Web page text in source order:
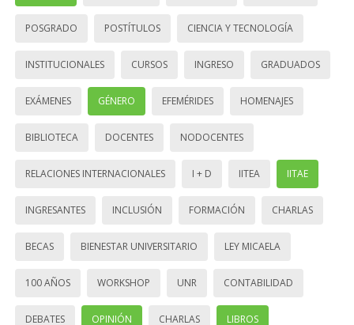
POSGRADO POSTÍTULOS CIENCIA Y TECNOLOGÍA
INSTITUCIONALES CURSOS INGRESO GRADUADOS
EXÁMENES GÉNERO EFEMÉRIDES HOMENAJES
BIBLIOTECA DOCENTES NODOCENTES
RELACIONES INTERNACIONALES I + D IITEA IITAE
INGRESANTES INCLUSIÓN FORMACIÓN CHARLAS
BECAS BIENESTAR UNIVERSITARIO LEY MICAELA
100 AÑOS WORKSHOP UNR CONTABILIDAD
DEBATES OPINIÓN CHARLAS LIBROS